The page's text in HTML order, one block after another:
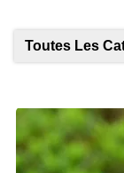
Toutes Les